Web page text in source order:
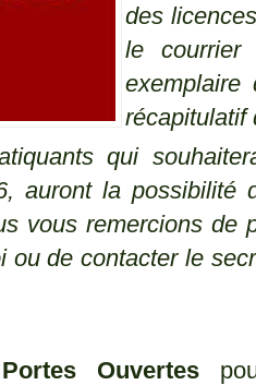
des
le courrier
exemplaire
récapitulatif
qui
auront la possibilité
vous remercions de
ou de contacter le
Ouvertes